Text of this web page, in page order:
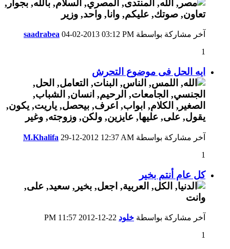
آخر مشاركة بواسطة saadrabea 04-02-2013 03:12 PM
1
ايه الحل فى موضوع التحرش
آخر مشاركة بواسطة M.Khalifa 29-12-2012 12:37 AM
1
كل عام أنتم بخير
آخر مشاركة بواسطة خلود
11:57 PM
1